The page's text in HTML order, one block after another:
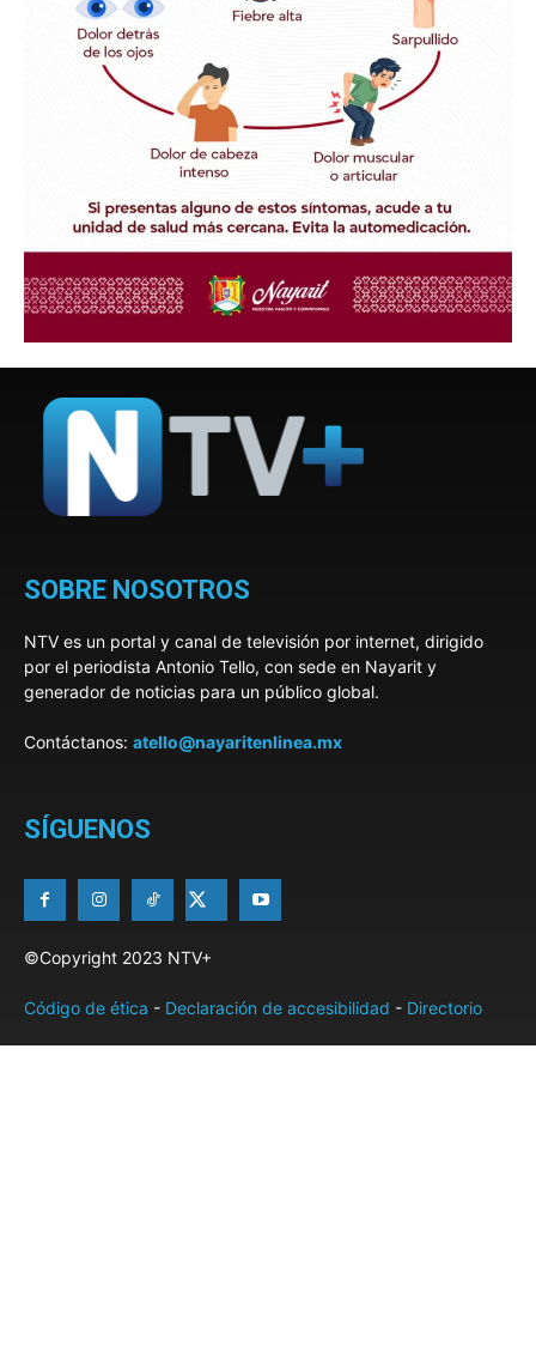
SOBRE NOSOTROS
NTV es un portal y canal de televisión por internet, dirigido
por el periodista Antonio Tello, con sede en Nayarit y
generador de noticias para un público global.
Contáctanos: atello@nayaritenlinea.mx
SÍGUENOS
©Copyright 2023 NTV+
Código de ética - Declaración de accesibilidad - Directorio